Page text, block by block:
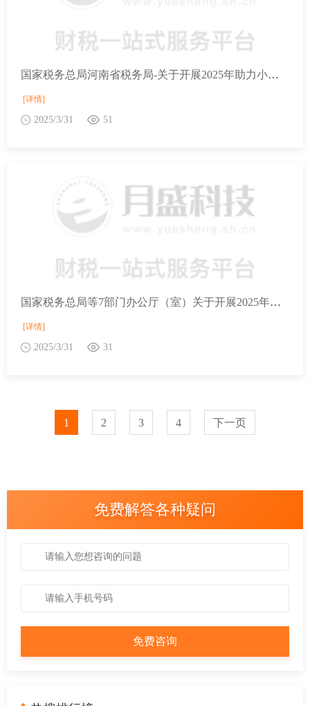
国家税务总局河南省税务局-关于开展2025年助力小微经营主体发展“春雨润苗”专项行动的通知
[详情]
2025/3/31 51
国家税务总局等7部门办公厅（室）关于开展2025年助力小微经营主体发展“春雨润苗”专项行动的通知
[详情]
2025/3/31 31
1 2 3 4 下一页
免费解答各种疑问